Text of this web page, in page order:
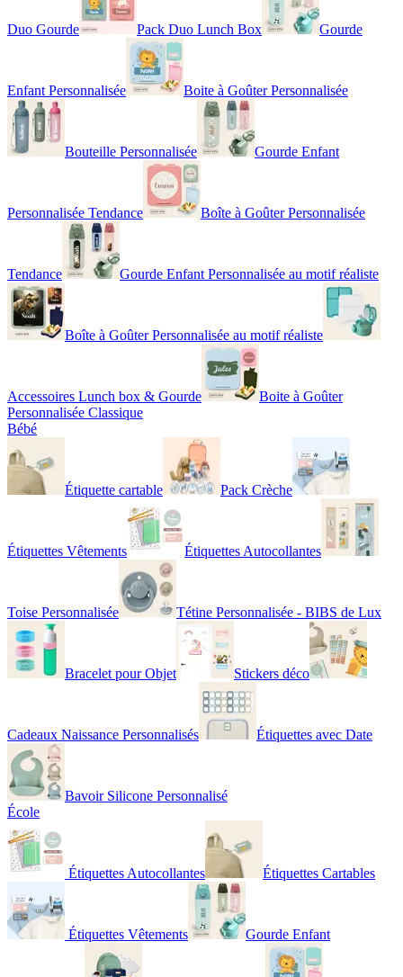
Duo Gourde Pack Duo Lunch Box Gourde
Enfant Personnalisée Boite à Goûter Personnalisée
Bouteille Personnalisée Gourde Enfant
Personnalisée Tendance Boîte à Goûter Personnalisée
Tendance Gourde Enfant Personnalisée au motif réaliste
Boîte à Goûter Personnalisée au motif réaliste
Accessoires Lunch box & Gourde
Boite à Goûter
Personnalisée Classique
Bébé
Étiquette cartable Pack Crèche
Étiquettes Vêtements Étiquettes Autocollantes
Toise Personnalisée Tétine Personnalisée - BIBS de Lux
Bracelet pour Objet Stickers déco
Cadeaux Naissance Personnalisés Étiquettes avec Date
Bavoir Silicone Personnalisé
École
Étiquettes Autocollantes Étiquettes Cartables
Étiquettes Vêtements Gourde Enfant